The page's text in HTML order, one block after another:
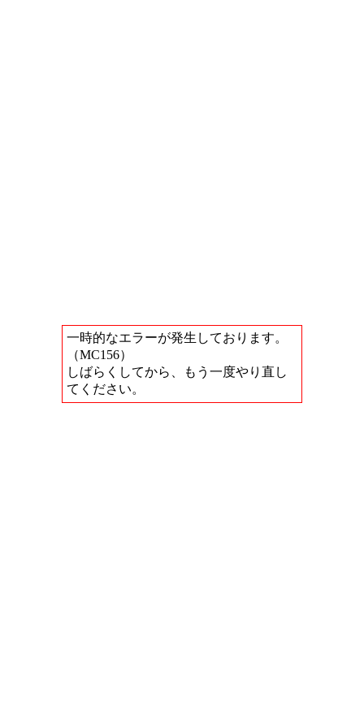
一時的なエラーが発生しております。
（MC156）
しばらくしてから、もう一度やり直し
てください。